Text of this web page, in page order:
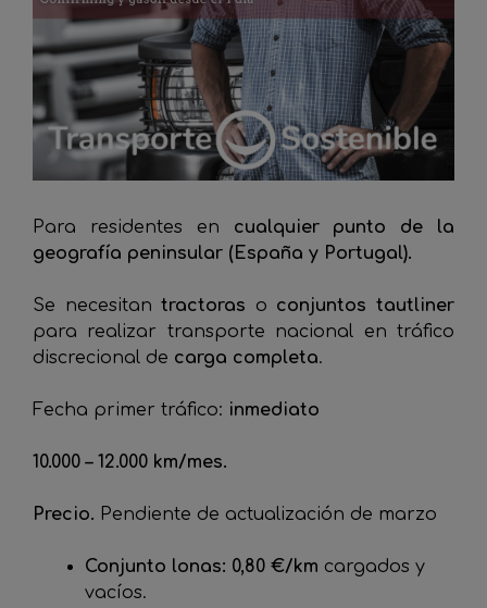
Para residentes en cualquier punto de la
geografía peninsular (España y Portugal).
Se necesitantractoras o conjuntos tautliner
para realizar transporte nacional en tráfico
discrecional de carga completa.
Fecha primer tráfico: inmediato
10.000 – 12.000 km/mes.
Precio. Pendiente de actualización de marzo
Conjunto lonas: 0,80 €/km cargados y
vacíos.